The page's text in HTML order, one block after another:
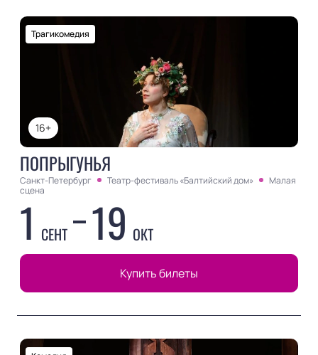
16+
Трагикомедия
ПОПРЫГУНЬЯ
Санкт-Петербург Театр-фестиваль «Балтийский дом»
Малая
сцена
1 СЕНТ 19 ОКТ
Купить билеты